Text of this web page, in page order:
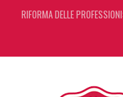
RIFORMA DELLE
DA REGGIO EMILIA ARRIVA
L’ERRORE CONTABILE NON